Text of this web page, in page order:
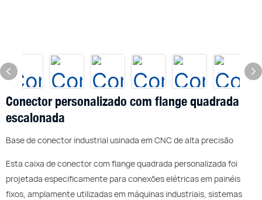
Conector personalizado com flange quadrada
escalonada
Base de conector industrial usinada em CNC de alta precisão
Esta caixa de conector com flange quadrada personalizada foi
projetada especificamente para conexões elétricas em painéis
fixos, amplamente utilizadas em máquinas industriais, sistemas